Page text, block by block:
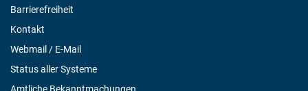
Barrierefreiheit
Kontakt
Webmail / E-Mail
Status aller Systeme